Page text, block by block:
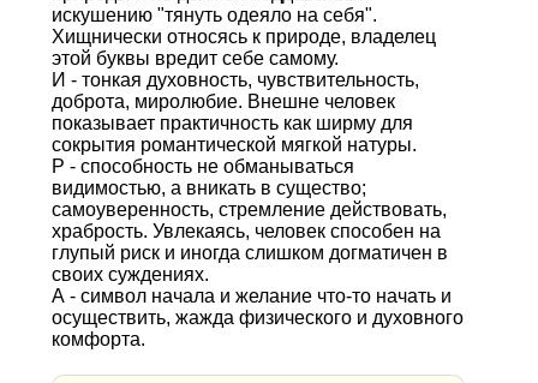
искушению "тянуть одеяло на себя".
Хищнически относясь к природе, владелец
этой буквы вредит себе самому.
И - тонкая духовность, чувствительность,
доброта, миролюбие. Внешне человек
показывает практичность как ширму для
сокрытия романтической мягкой натуры.
Р - способность не обманываться
видимостью, а вникать в существо;
самоуверенность, стремление действовать,
храбрость. Увлекаясь, человек способен на
глупый риск и иногда слишком догматичен в
своих суждениях.
А - символ начала и желание что-то начать и
осуществить, жажда физического и духовного
комфорта.